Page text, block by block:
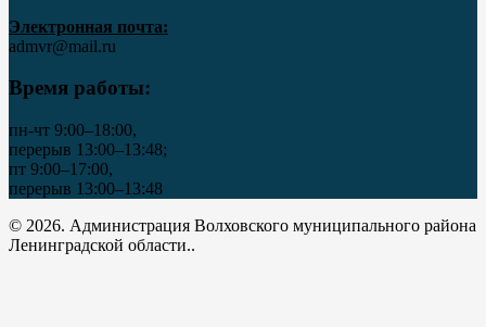
Электронная почта:
admvr@mail.ru
Время работы:
пн-чт 9:00–18:00,
перерыв 13:00–13:48;
пт 9:00–17:00,
перерыв 13:00–13:48
© 2026. Администрация Волховского муниципального района
Ленинградской области..